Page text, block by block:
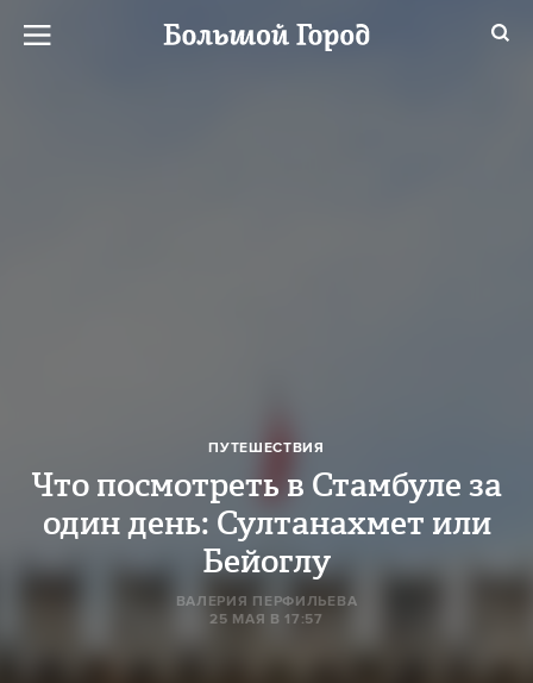
ПУТЕШЕСТВИЯ
Что посмотреть в Стамбуле за
один день: Султанахмет или
Бейоглу
ВАЛЕРИЯ ПЕРФИЛЬЕВА
25 МАЯ В 17:57